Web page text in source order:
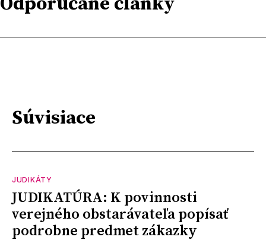
Súvisiace
JUDIKÁTY
JUDIKATÚRA: K povinnosti
verejného obstarávateľa popísať
podrobne predmet zákazky